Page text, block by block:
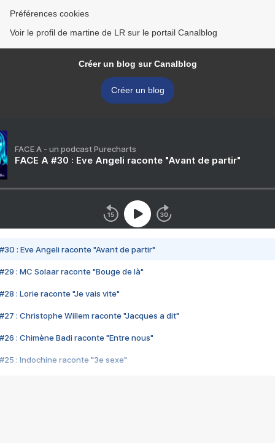
Préférences cookies
Voir le profil de martine de LR sur le portail Canalblog
Créer un blog sur Canalblog
Créer un blog
FACE A - un podcast Purecharts
FACE A #30 : Eve Angeli raconte "Avant de partir"
#30 : Eve Angeli raconte "Avant de partir"
#29 : MC Solaar raconte "Bouge de là"
#28 : Lorie raconte "Je vais vite"
#27 : Christophe Willem raconte "Jacques a dit"
#26 : Chimène Badi raconte "Entre nous"
#25 : Indochine raconte "3e sexe"